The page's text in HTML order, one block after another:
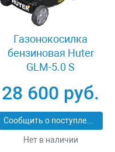
Газонокосилка
бензиновая Huter
GLM-5.0 S
28 600 руб.
Сообщить о поступлении
Нет в наличии